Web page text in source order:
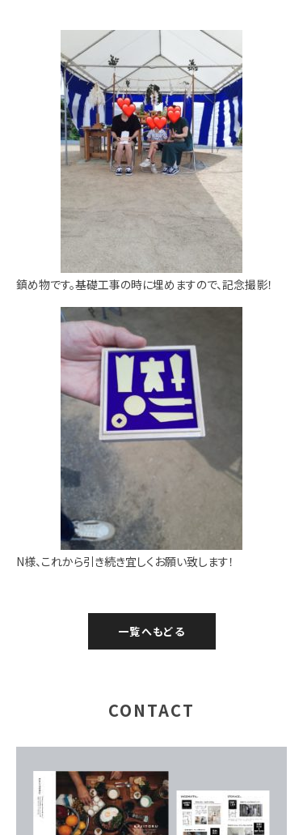
鎮め物です。基礎工事の時に埋めますので、記念撮影！
N様、これから引き続き宜しくお願い致します！
一覧へもどる
CONTACT